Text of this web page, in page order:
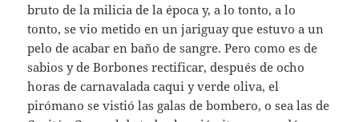
bruto de la milicia de la época y, a lo tonto, a lo
tonto, se vio metido en un jariguay que estuvo a un
pelo de acabar en baño de sangre. Pero como es de
sabios y de Borbones rectificar, después de ocho
horas de carnavalada caqui y verde oliva, el
pirómano se vistió las galas de bombero, o sea las de